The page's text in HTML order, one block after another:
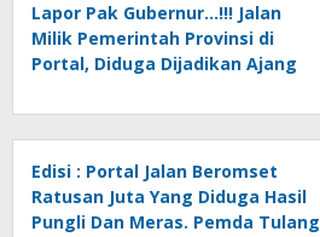
Lapor Pak Gubernur…!!! Jalan
Milik Pemerintah Provinsi di
Portal, Diduga Dijadikan Ajang
Khoirul Anam Cs
Edisi : Portal Jalan Beromset
Ratusan Juta Yang Diduga Hasil
Pungli Dan Meras. Pemda Tulang